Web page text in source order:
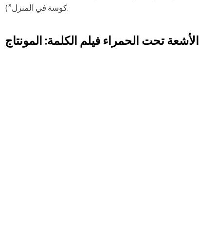
كوسة في المنزل”).
الأشعة تحت الحمراء فيلم الكلمة: المونتاج